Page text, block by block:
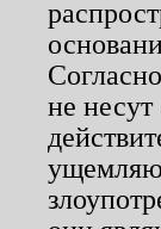
не несут